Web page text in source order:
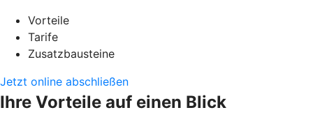
Vorteile
Tarife
Zusatzbausteine
Jetzt online abschließen
Ihre Vorteile auf einen Blick